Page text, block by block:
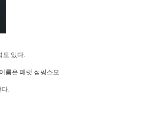
도 있다.
름은 패럿 점핑스모
.